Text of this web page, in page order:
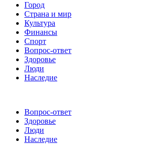
Город
Страна и мир
Культура
Финансы
Спорт
Вопрос-ответ
Здоровье
Люди
Наследие
Вопрос-ответ
Здоровье
Люди
Наследие